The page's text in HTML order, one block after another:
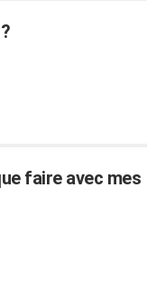
faire avec mes